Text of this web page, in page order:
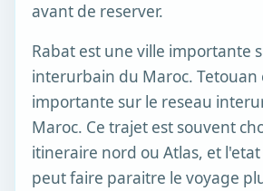
avant de reserver.
Rabat est une ville importante
interurbain du Maroc. Tetouan
importante sur le reseau
Maroc. Ce trajet est souvent
itineraire nord ou Atlas, et
peut faire paraitre le voyage